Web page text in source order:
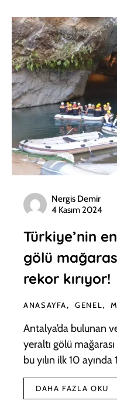
Nergis Demir
4 Kasım 2024
Türkiye’nin
gölü
rekor kırıyor!
ANASAYFA GENEL
Antalya’da bulunan
yeraltı gölü
bu yılın ilk 10
DAHA FAZLA OKU